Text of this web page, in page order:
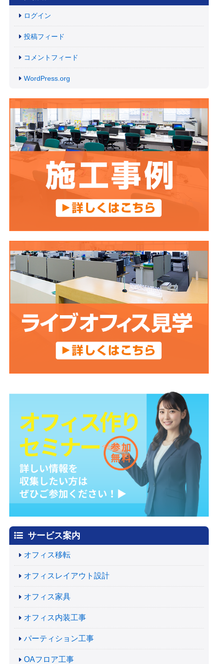
ログイン
投稿フィード
コメントフィード
WordPress.org
サービス案内
オフィス移転
オフィスレイアウト設計
オフィス家具
オフィス内装工事
パーティション工事
OAフロア工事